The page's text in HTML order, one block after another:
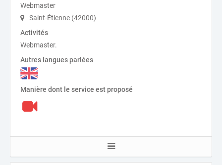
Webmaster
Saint-Étienne (42000)
Activités
Webmaster.
Autres langues parlées
Manière dont le service est proposé